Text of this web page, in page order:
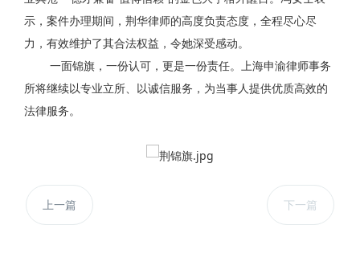
示，案件办理期间，荆华律师的高度负责态度，全程尽心尽
力，有效维护了其合法权益，令她深受感动。
一面锦旗，一份认可，更是一份责任。上海申渝律师事务
所将继续以专业立所、以诚信服务，为当事人提供优质高效的
法律服务。
上一篇 下一篇